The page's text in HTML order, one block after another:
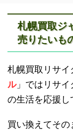
積丹町不用
蘭越町不用
札幌買取ジ
売りたいも
札幌買取リサイ
ル」ではリサイ
の生活を応援し
買い換えてそ